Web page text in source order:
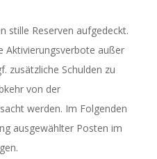
stille Reserven aufgedeckt.
Aktivierungsverbote außer
zusätzliche Schulden zu
von der
werden. Im Folgenden
ausgewählter Posten im